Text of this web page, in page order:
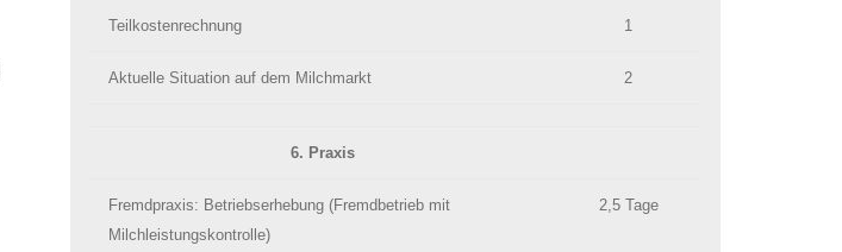
Teilkostenrechnung 1
Aktuelle Situation auf dem Milchmarkt 2
6. Praxis
Fremdpraxis: Betriebserhebung (Fremdbetrieb mit
Milchleistungskontrolle)
2,5 Tage